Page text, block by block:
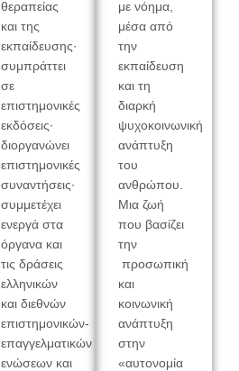
θεραπείας
και της
εκπαίδευσης∙
συμπράττει
σε
επιστημονικές
εκδόσεις∙
διοργανώνει
επιστημονικές
συναντήσεις∙
συμμετέχει
ενεργά στα
όργανα και
τις δράσεις
ελληνικών
και διεθνών
επιστημονικών-
επαγγελματικών
ενώσεων και
με νόημα,
μέσα από
την
εκπαίδευση
και τη
διαρκή
ψυχοκοινωνική
ανάπτυξη
του
ανθρώπου.
Μια ζωή
που βασίζει
την
προσωπική
και
κοινωνική
ανάπτυξη
στην
«αυτονομία